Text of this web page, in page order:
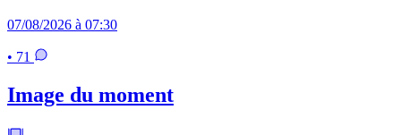
07/08/2026 à 07:30
• 71
Image du moment